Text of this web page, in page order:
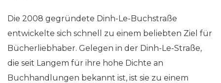
Die 2008 gegründete Dinh-Le-Buchstraße
entwickelte sich schnell zu einem beliebten Ziel für
Bücherliebhaber. Gelegen in der Dinh-Le-Straße,
die seit Langem für ihre hohe Dichte an
Buchhandlungen bekannt ist, ist sie zu einem